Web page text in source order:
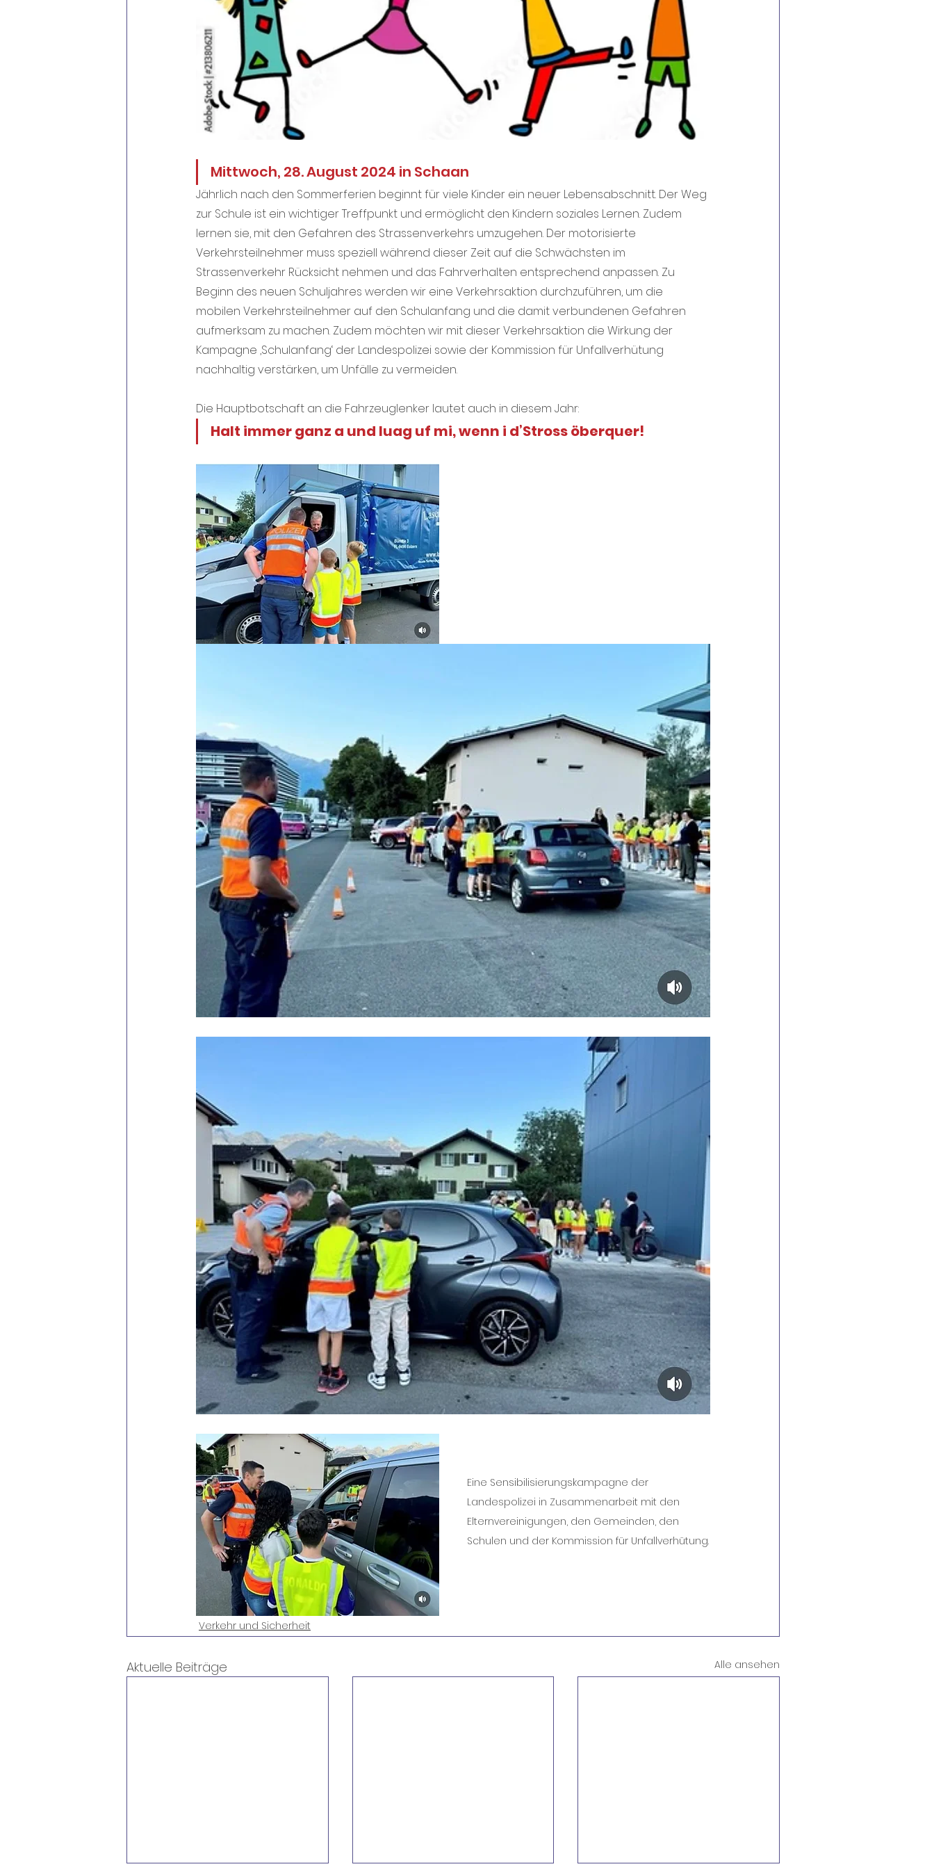
Mittwoch, 28. August 2024 in Schaan
Jährlich nach den Sommerferien beginnt für viele Kinder ein neuer Lebensabschnitt. Der Weg
zur Schule ist ein wichtiger Treffpunkt und ermöglicht den Kindern soziales Lernen. Zudem
lernen sie, mit den Gefahren des Strassenverkehrs umzugehen. Der motorisierte
Verkehrsteilnehmer muss speziell während dieser Zeit auf die Schwächsten im
Strassenverkehr Rücksicht nehmen und das Fahrverhalten entsprechend anpassen. Zu
Beginn des neuen Schuljahres werden wir eine Verkehrsaktion durchzuführen, um die
mobilen Verkehrsteilnehmer auf den Schulanfang und die damit verbundenen Gefahren
aufmerksam zu machen. Zudem möchten wir mit dieser Verkehrsaktion die Wirkung der
Kampagne ‚Schulanfang‘ der Landespolizei sowie der Kommission für Unfallverhütung
nachhaltig verstärken, um Unfälle zu vermeiden.
Die Hauptbotschaft an die Fahrzeuglenker lautet auch in diesem Jahr:
Halt immer ganz a und luag uf mi, wenn i d’Stross öberquer!
Eine Sensibilisierungskampagne der
Landespolizei in Zusammenarbeit mit den
Elternvereinigungen, den Gemeinden, den
Schulen und der Kommission für Unfallverhütung.
Verkehr und Sicherheit
Aktuelle Beiträge Alle ansehen